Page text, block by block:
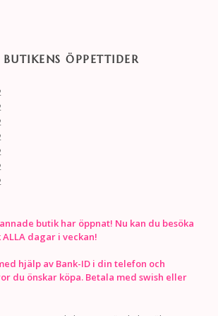
ÖPPETTIDER
butik har öppnat! Nu kan du besöka
dagar i veckan!
hjälp av Bank-ID i din telefon och
du önskar köpa. Betala med swish eller